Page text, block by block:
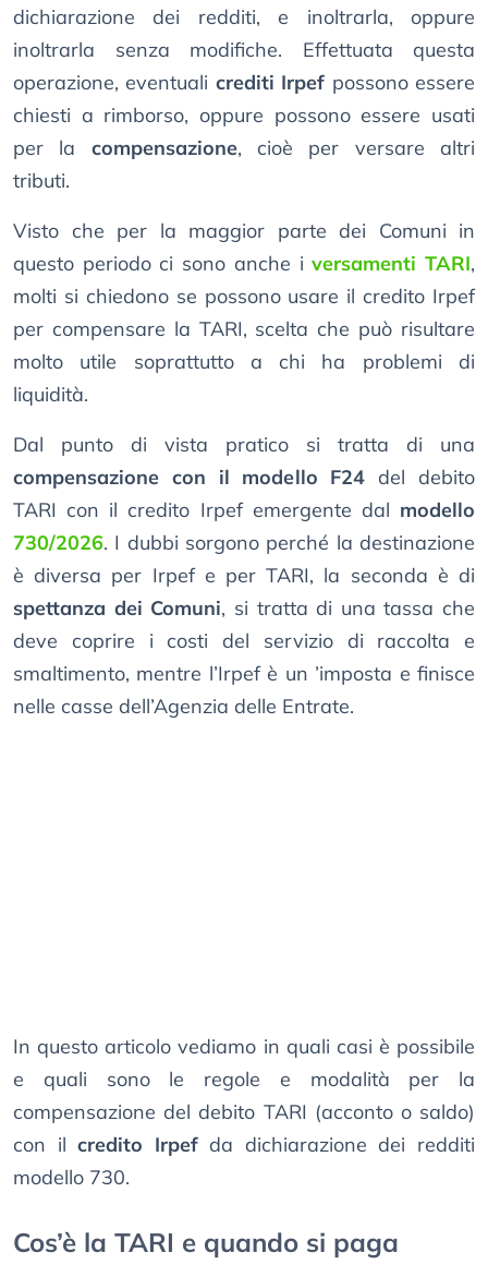
dichiarazione dei redditi, e inoltrarla, oppure
inoltrarla senza modifiche. Effettuata questa
operazione, eventuali crediti Irpef possono essere
chiesti a rimborso, oppure possono essere usati
per la compensazione, cioè per versare altri
tributi.
Visto che per la maggior parte dei Comuni in
questo periodo ci sono anche iversamenti TARI,
molti si chiedono se possono usare il credito Irpef
per compensare la TARI, scelta che può risultare
molto utile soprattutto a chi ha problemi di
liquidità.
Dal punto di vista pratico si tratta di una
compensazione con il modello F24 del debito
TARI con il credito Irpef emergente dal modello
730/2026. I dubbi sorgono perché la destinazione
è diversa per Irpef e per TARI, la seconda è di
spettanza dei Comuni, si tratta di una tassa che
deve coprire i costi del servizio di raccolta e
smaltimento, mentre l’Irpef è un ’imposta e finisce
nelle casse dell’Agenzia delle Entrate.
In questo articolo vediamo in quali casi è possibile
e quali sono le regole e modalità per la
compensazione del debito TARI (acconto o saldo)
con ilcredito Irpefda dichiarazione dei redditi
modello 730.
Cos’è la TARI e quando si paga